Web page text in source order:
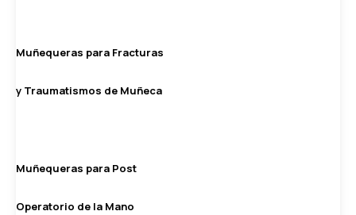
Muñequeras para Fracturas
y Traumatismos de Muñeca
Muñequeras para Post
Operatorio de la Mano